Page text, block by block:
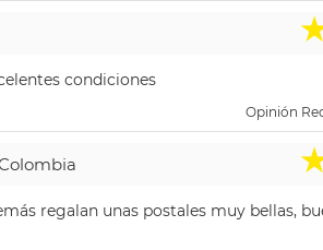
condiciones
Opinión
regalan unas postales muy bellas,